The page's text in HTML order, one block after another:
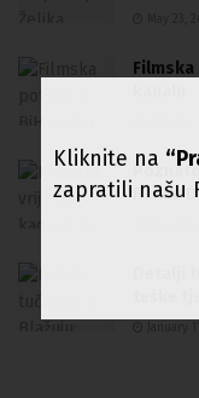
Ranku
Detalji
Kliknite na
zapratili našu